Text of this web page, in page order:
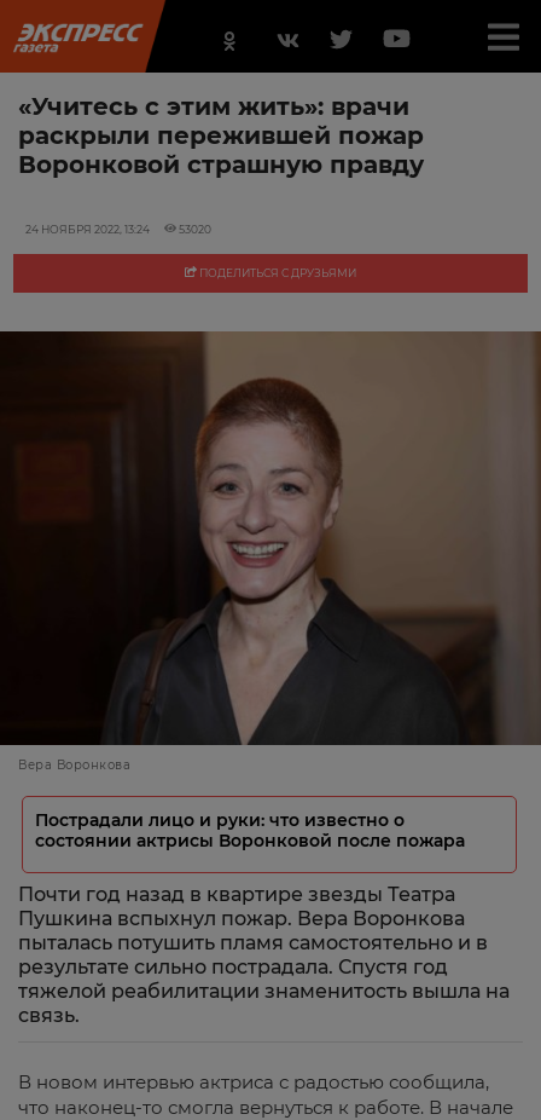
«Учитесь с этим жить»: врачи
раскрыли пережившей пожар
Воронковой страшную правду
24 НОЯБРЯ 2022, 13:24 53020
ПОДЕЛИТЬСЯ С ДРУЗЬЯМИ
Вера Воронкова
Пострадали лицо и руки: что известно о
состоянии актрисы Воронковой после пожара
Почти год назад в квартире звезды Театра
Пушкина вспыхнул пожар. Вера Воронкова
пыталась потушить пламя самостоятельно и в
результате сильно пострадала. Спустя год
тяжелой реабилитации знаменитость вышла на
связь.
В новом интервью актриса с радостью сообщила,
что наконец-то смогла вернуться к работе. В начале